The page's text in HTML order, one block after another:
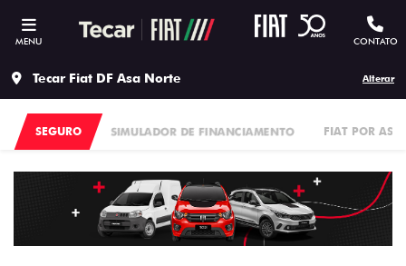
MENU CONTATO
Tecar Fiat DF Asa Norte Alterar
SIMULADOR DE FINANCIAMENTO FIAT POR
SEGURO